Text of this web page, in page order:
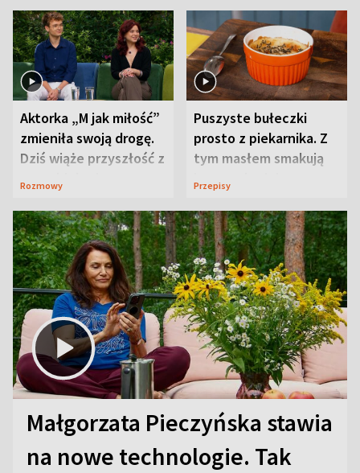
Aktorka „M jak miłość”
zmieniła swoją drogę.
Dziś wiąże przyszłość z
neurobiologią
Rozmowy
Puszyste bułeczki
prosto z piekarnika. Z
tym masłem smakują
jeszcze lepiej
Przepisy
Małgorzata Pieczyńska stawia
na nowe technologie. Tak